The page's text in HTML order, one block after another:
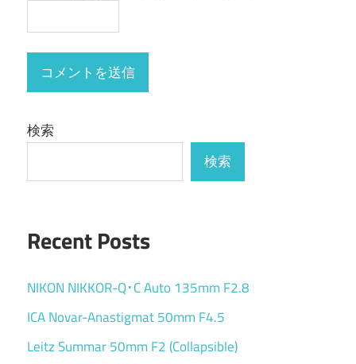
検索
検索
Recent Posts
NIKON NIKKOR-Q･C Auto 135mm F2.8
ICA Novar-Anastigmat 50mm F4.5
Leitz Summar 50mm F2 (Collapsible)